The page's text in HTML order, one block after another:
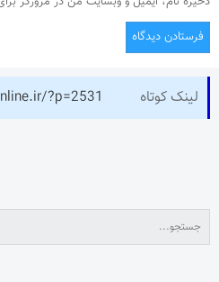
لینک کوتاه ?p=2531